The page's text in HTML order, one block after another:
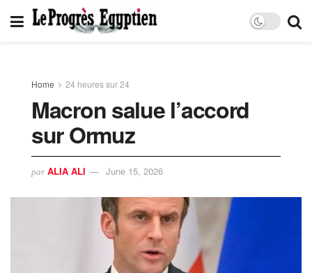
Home 24 heures sur 24
Macron salue l’accord
sur Ormuz
par ALIA ALI June 15, 2026